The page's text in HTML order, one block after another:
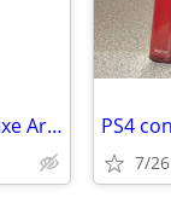
Arcade1Up The Fast & The Furious Deluxe Arcade Game
7/26